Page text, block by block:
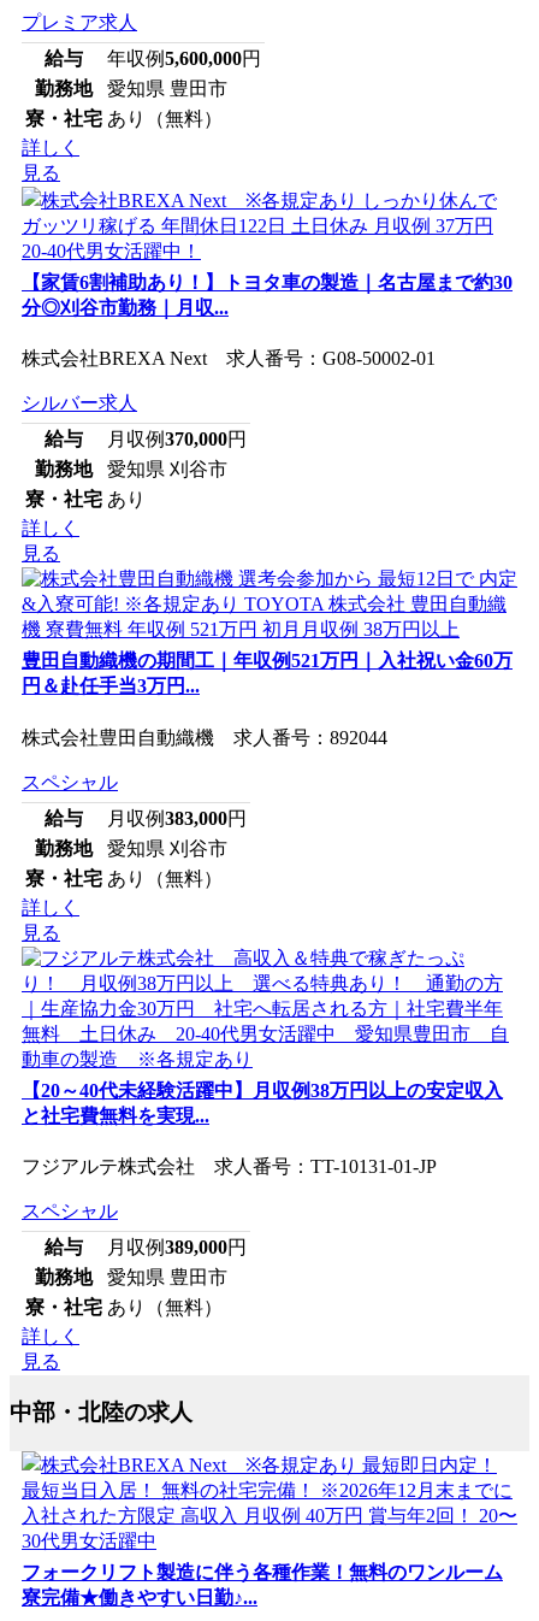
プレミア求人
給与
年収例5,600,000円
勤務地
愛知県 豊田市
寮・社宅 あり（無料）
詳しく
見る
【家賃6割補助あり！】トヨタ車の製造｜名古屋まで約30
分◎刈谷市勤務｜月収...
株式会社BREXA Next 求人番号：G08-50002-01
シルバー求人
給与
月収例370,000円
勤務地
愛知県 刈谷市
寮・社宅 あり
詳しく
見る
豊田自動織機の期間工｜年収例521万円｜入社祝い金60万
円＆赴任手当3万円...
株式会社豊田自動織機 求人番号：892044
スペシャル
給与
月収例383,000円
勤務地
愛知県 刈谷市
寮・社宅 あり（無料）
詳しく
見る
【20～40代未経験活躍中】月収例38万円以上の安定収入
と社宅費無料を実現...
フジアルテ株式会社 求人番号：TT-10131-01-JP
スペシャル
給与
月収例389,000円
勤務地
愛知県 豊田市
寮・社宅 あり（無料）
詳しく
見る
中部・北陸の求人
フォークリフト製造に伴う各種作業！無料のワンルーム
寮完備★働きやすい日勤♪...